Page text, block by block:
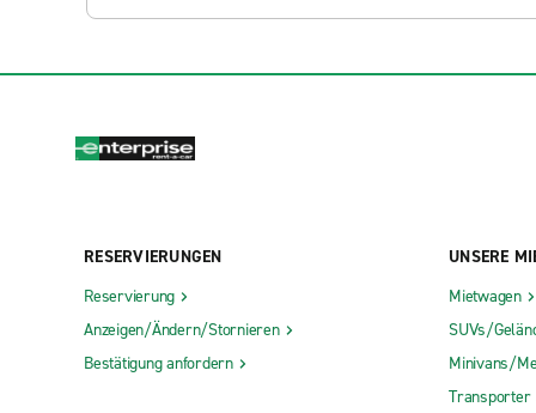
RESERVIERUNGEN
Reservierung
Anzeigen/Ändern/Stornieren
Bestätigung anfordern
UNSERE
Mietwagen
SUVs/
Minivans/
Transporter